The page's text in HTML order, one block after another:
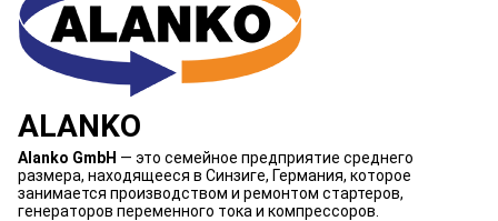
ALANKO
Alanko GmbH — это семейное предприятие среднего
размера, находящееся в Синзиге, Германия, которое
занимается производством и ремонтом стартеров,
генераторов переменного тока и компрессоров.